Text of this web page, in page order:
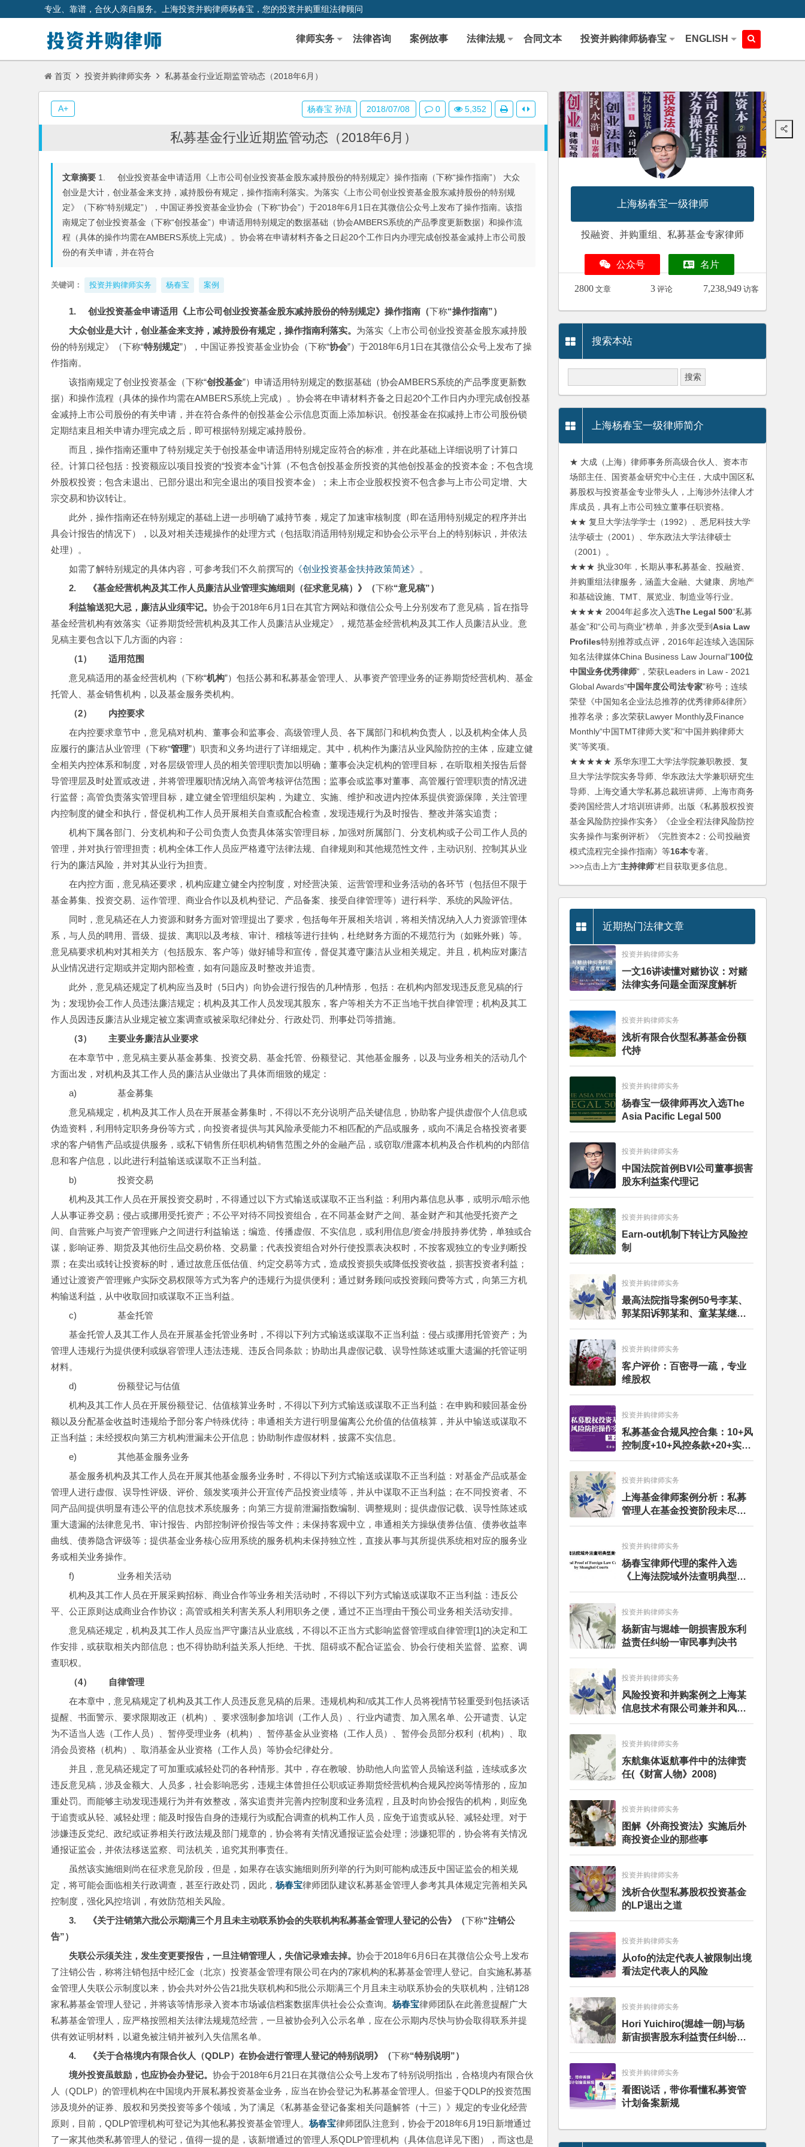
专业、靠谱，合伙人亲自服务。上海投资并购律师杨春宝，您的投资并购重组法律顾问
律师实务 法律咨询 案例故事 法律法规 合同文本 投资并购律师杨春宝 ENGLISH
首页 投资并购律师实务 私募基金行业近期监管动态（2018年6月）
私募基金行业近期监管动态（2018年6月）
文章摘要 1. 创业投资基金申请适用《上市公司创业投资基金股东减持股份的特别规定》操作指南（下称“操作指南”） 大众
创业是大计，创业基金来支持，减持股份有规定，操作指南利落实。为落实《上市公司创业投资基金股东减持股份的特别规
定》（下称“特别规定”），中国证券投资基金业协会（下称“协会”）于2018年6月1日在其微信公众号上发布了操作指南。该指
南规定了创业投资基金（下称“创投基金”）申请适用特别规定的数据基础（协会AMBERS系统的产品季度更新数据）和操作流
程（具体的操作均需在AMBERS系统上完成）。协会将在申请材料齐备之日起20个工作日内办理完成创投基金减持上市公司股
份的有关申请，并在符合
关键词： 投资并购律师实务 杨春宝 案例
1. 创业投资基金申请适用《上市公司创业投资基金股东减持股份的特别规定》操作指南（下称“操作指南”）
大众创业是大计，创业基金来支持，减持股份有规定，操作指南利落实。 为落实《上市公司创业投资基金股东减持股
份的特别规定》（下称“特别规定”），中国证券投资基金业协会（下称“协会”）于2018年6月1日在其微信公众号上发布了操
作指南。
该指南规定了创业投资基金（下称“创投基金”）申请适用特别规定的数据基础（协会AMBERS系统的产品季度更新数
据）和操作流程（具体的操作均需在AMBERS系统上完成）。协会将在申请材料齐备之日起20个工作日内办理完成创投基
金减持上市公司股份的有关申请，并在符合条件的创投基金公示信息页面上添加标识。创投基金在拟减持上市公司股份锁
定期结束且相关申请办理完成之后，即可根据特别规定减持股份。
而且，操作指南还重申了特别规定关于创投基金申请适用特别规定应符合的标准，并在此基础上详细说明了计算口
径。计算口径包括：投资额应以项目投资的“投资本金”计算（不包含创投基金所投资的其他创投基金的投资本金；不包含境
外股权投资；包含未退出、已部分退出和完全退出的项目投资本金）；未上市企业股权投资不包含参与上市公司定增、大
宗交易和协议转让。
此外，操作指南还在特别规定的基础上进一步明确了减持节奏，规定了加速审核制度（即在适用特别规定的程序并出
具会计报告的情况下），以及对相关违规操作的处理方式（包括取消适用特别规定和协会公示平台上的特别标识，并依法
处理）。
如需了解特别规定的具体内容，可参考我们不久前撰写的 《创业投资基金扶持政策简述》 。
2.
《基金经营机构及其工作人员廉洁从业管理实施细则（征求意见稿）》（下称“意见稿”）
利益输送犯大忌，廉洁从业须牢记。 协会于2018年6月1日在其官方网站和微信公众号上分别发布了意见稿，旨在指导
基金经营机构有效落实《证券期货经营机构及其工作人员廉洁从业规定》，规范基金经营机构及其工作人员廉洁从业。意
见稿主要包含以下几方面的内容：
（1）
适用范围
意见稿适用的基金经营机构（下称“机构”）包括公募和私募基金管理人、从事资产管理业务的证券期货经营机构、基金
托管人、基金销售机构，以及基金服务类机构。
（2） 内控要求
在内控要求章节中，意见稿对机构、董事会和监事会、高级管理人员、各下属部门和机构负责人，以及机构全体人员
应履行的廉洁从业管理（下称“管理”）职责和义务均进行了详细规定。其中，机构作为廉洁从业风险防控的主体，应建立健
全相关内控体系和制度，对各层级管理人员的相关管理职责加以明确；董事会决定机构的管理目标，在听取相关报告后督
导管理层及时处置或改进，并将管理履职情况纳入高管考核评估范围；监事会或监事对董事、高管履行管理职责的情况进
行监督；高管负责落实管理目标，建立健全管理组织架构，为建立、实施、维护和改进内控体系提供资源保障，关注管理
内控制度的健全和执行，督促机构工作人员开展相关自查或配合检查，发现违规行为及时报告、整改并落实追责；
机构下属各部门、分支机构和子公司负责人负责具体落实管理目标，加强对所属部门、分支机构或子公司工作人员的
管理，并对执行管理担责；机构全体工作人员应严格遵守法律法规、自律规则和其他规范性文件，主动识别、控制其从业
行为的廉洁风险，并对其从业行为担责。
在内控方面，意见稿还要求，机构应建立健全内控制度，对经营决策、运营管理和业务活动的各环节（包括但不限于
基金募集、投资交易、运作管理、商业合作以及机构登记、产品备案、接受自律管理等）进行科学、系统的风险评估。
同时，意见稿还在人力资源和财务方面对管理提出了要求，包括每年开展相关培训，将相关情况纳入人力资源管理体
系，与人员的聘用、晋级、提拔、离职以及考核、审计、稽核等进行挂钩，杜绝财务方面的不规范行为（如账外账）等。
意见稿要求机构对其相关方（包括股东、客户等）做好辅导和宣传，督促其遵守廉洁从业相关规定。并且，机构应对廉洁
从业情况进行定期或并定期内部检查，如有问题应及时整改并追责。
此外，意见稿还规定了机构应当及时（5日内）向协会进行报告的几种情形，包括：在机构内部发现违反意见稿的行
为；发现协会工作人员违法廉洁规定；机构及其工作人员发现其股东，客户等相关方不正当地干扰自律管理；机构及其工
作人员因违反廉洁从业规定被立案调查或被采取纪律处分、行政处罚、刑事处罚等措施。
（3） 主要业务廉洁从业要求
在本章节中，意见稿主要从基金募集、投资交易、基金托管、份额登记、其他基金服务，以及与业务相关的活动几个
方面出发，对机构及其工作人员的廉洁从业做出了具体而细致的规定：
a)                 基金募集
意见稿规定，机构及其工作人员在开展基金募集时，不得以不充分说明产品关键信息，协助客户提供虚假个人信息或
伪造资料，利用特定职务身份等方式，向投资者提供与其风险承受能力不相匹配的产品或服务，或向不满足合格投资者要
求的客户销售产品或提供服务，或私下销售所任职机构销售范围之外的金融产品，或窃取/泄露本机构及合作机构的内部信
息和客户信息，以此进行利益输送或谋取不正当利益。
b)                 投资交易
机构及其工作人员在开展投资交易时，不得通过以下方式输送或谋取不正当利益：利用内幕信息从事，或明示/暗示他
人从事证券交易；侵占或挪用受托资产；不公平对待不同投资组合，在不同基金财产之间、基金财产和其他受托资产之
间、自营账户与资产管理账户之间进行利益输送；编造、传播虚假、不实信息，或利用信息/资金/持股持券优势，单独或合
谋，影响证券、期货及其他衍生品交易价格、交易量；代表投资组合对外行使投票表决权时，不按客观独立的专业判断投
票；在卖出或转让投资标的时，通过故意压低估值、约定交易等方式，造成投资损失或降低投资收益，损害投资者利益；
通过让渡资产管理账户实际交易权限等方式为客户的违规行为提供便利；通过财务顾问或投资顾问费等方式，向第三方机
构输送利益，从中收取回扣或谋取不正当利益。
c)                 基金托管
基金托管人及其工作人员在开展基金托管业务时，不得以下列方式输送或谋取不正当利益：侵占或挪用托管资产；为
管理人违规行为提供便利或纵容管理人违法违规、违反合同条款；协助出具虚假记载、误导性陈述或重大遗漏的托管证明
材料。
d)                 份额登记与估值
机构及其工作人员在开展份额登记、估值核算业务时，不得以下列方式输送或谋取不正当利益：在申购和赎回基金份
额以及分配基金收益时违规给予部分客户特殊优待；串通相关方进行明显偏离公允价值的估值核算，并从中输送或谋取不
正当利益；未经授权向第三方机构泄漏未公开信息；协助制作虚假材料，披露不实信息。
e)                 其他基金服务业务
基金服务机构及其工作人员在开展其他基金服务业务时，不得以下列方式输送或谋取不正当利益：对基金产品或基金
管理人进行虚假、误导性评级、评价、颁发奖项并公开宣传产品投资业绩等，并从中谋取不正当利益；在不同投资者、不
同产品间提供明显有违公平的信息技术系统服务；向第三方提前泄漏指数编制、调整规则；提供虚假记载、误导性陈述或
重大遗漏的法律意见书、审计报告、内部控制评价报告等文件；未保持客观中立，串通相关方操纵债券估值、债券收益率
曲线、债券隐含评级等；提供基金业务核心应用系统的服务机构未保持独立性，直接从事与其所提供系统相对应的服务业
务或相关业务操作。
f)                  业务相关活动
机构及其工作人员在开展采购招标、商业合作等业务相关活动时，不得以下列方式输送或谋取不正当利益：违反公
平、公正原则达成商业合作协议；高管或相关利害关系人利用职务之便，通过不正当理由干预公司业务相关活动安排。
意见稿还规定，机构及其工作人员应当严守廉洁从业底线，不得以不正当方式影响监督管理或自律管理[1]的决定和工
作安排，或获取相关内部信息；也不得协助利益关系人拒绝、干扰、阻碍或不配合证监会、协会行使相关监督、监察、调
查职权。
（4）
自律管理
在本章中，意见稿规定了机构及其工作人员违反意见稿的后果。违规机构和/或其工作人员将视情节轻重受到包括谈话
提醒、书面警示、要求限期改正（机构）、要求强制参加培训（工作人员）、行业内谴责、加入黑名单、公开谴责、认定
为不适当人选（工作人员）、暂停受理业务（机构）、暂停基金从业资格（工作人员）、暂停会员部分权利（机构）、取
消会员资格（机构）、取消基金从业资格（工作人员）等协会纪律处分。
并且，意见稿还规定了可加重或减轻处罚的各种情形。其中，存在教唆、协助他人向监管人员输送利益，连续或多次
违反意见稿，涉及金额大、人员多，社会影响恶劣，违规主体曾担任公职或证券期货经营机构合规风控岗等情形的，应加
重处罚。而能够主动发现违规行为并有效整改，落实追责并完善内控制度和业务流程，且及时向协会报告的机构，则应免
于追责或从轻、减轻处理；能及时报告自身的违规行为或配合调查的机构工作人员，应免于追责或从轻、减轻处理。对于
涉嫌违反党纪、政纪或证券相关行政法规及部门规章的，协会将有关情况通报证监会处理；涉嫌犯罪的，协会将有关情况
通报证监会，并依法移送监察、司法机关，追究其刑事责任。
虽然该实施细则尚在征求意见阶段，但是，如果存在该实施细则所列举的行为则可能构成违反中国证监会的相关规
定，将可能会面临相关行政调查，甚至行政处罚，因此， 杨春宝律师团队建议私募基金管理人参考其具体规定完善相关风
控制度，强化风控培训，有效防范相关风险。
3.
《关于注销第六批公示期满三个月且未主动联系协会的失联机构私募基金管理人登记的公告》（下称“注销公
告”）
失联公示须关注，发生变更要报告，一旦注销管理人，失信记录难去掉。 协会于2018年6月6日在其微信公众号上发布
了注销公告，称将注销包括中经汇金（北京）投资基金管理有限公司在内的7家机构的私募基金管理人登记。自实施私募基
金管理人失联公示制度以来，协会共对外公告21批失联机构和5批公示期满三个月且未主动联系协会的失联机构，注销128
家私募基金管理人登记，并将该等情形录入资本市场诚信档案数据库供社会公众查询。 杨春宝律师团队在此善意提醒广大
私募基金管理人，应严格按照相关法律法规规范经营，一旦被协会列入公示名单，应在公示期内尽快与协会取得联系并提
供有效证明材料，以避免被注销并被列入失信黑名单。
4.
《关于合格境内有限合伙人（QDLP）在协会进行管理人登记的特别说明》（下称“特别说明”）
境外投资虽鼓励，也应协会办登记。 协会于2018年6月21日在其微信公众号上发布了特别说明指出，合格境内有限合伙
人（QDLP）的管理机构在中国境内开展私募投资基金业务，应当在协会登记为私募基金管理人。但鉴于QDLP的投资范围
涉及境外的证券、股权和另类投资等多个领域，为了满足《私募基金登记备案相关问题解答（十三）》规定的专业化经营
原则，目前，QDLP管理机构可登记为其他私募投资基金管理人。 杨春宝律师团队注意到，协会于2018年6月19日新增通过
了一家其他类私募管理人的登记，值得一提的是，该新增通过的管理人系QDLP管理机构（具体信息详见下图），而这也是
杨春宝 孙瑱 2018/07/08 0 5,352
A+
上海杨春宝一级律师
投融资、并购重组、私募基金专家律师
公众号 名片
2800 文章 3 评论 7,238,949 访客
搜索本站
上海杨春宝一级律师简介
★ 大成（上海）律师事务所高级合伙人、资本市
场部主任、国资基金研究中心主任，大成中国区私
募股权与投资基金专业带头人，上海涉外法律人才
库成员，具有上市公司独立董事任职资格。
★★ 复旦大学法学学士（1992）、悉尼科技大学
法学硕士（2001）、华东政法大学法律硕士
（2001）。
★★★ 执业30年，长期从事私募基金、投融资、
并购重组法律服务，涵盖大金融、大健康、房地产
和基础设施、TMT、展览业、制造业等行业。
★★★★ 2004年起多次入选The Legal 500“私募
基金”和“公司与商业”榜单，并多次受到Asia Law
Profiles特别推荐或点评，2016年起连续入选国际
知名法律媒体China Business Law Journal“100位
中国业务优秀律师”，荣获Leaders in Law - 2021
Global Awards“中国年度公司法专家”称号；连续
荣登《中国知名企业法总推荐的优秀律师&律所》
推荐名录；多次荣获Lawyer Monthly及Finance
Monthly“中国TMT律师大奖”和“中国并购律师大
奖”等奖项。
★★★★★ 系华东理工大学法学院兼职教授、复
旦大学法学院实务导师、华东政法大学兼职研究生
导师、上海交通大学私募总裁班讲师、上海市商务
委跨国经营人才培训班讲师。出版《私募股权投资
基金风险防控操作实务》《企业全程法律风险防控
实务操作与案例评析》《完胜资本2：公司投融资
模式流程完全操作指南》等16本专著。
>>>点击上方“主持律师”栏目获取更多信息。
近期热门法律文章
投资并购律师实务
一文16讲读懂对赌协议：对赌
法律实务问题全面深度解析
投资并购律师实务
浅析有限合伙型私募基金份额
代持
投资并购律师实务
杨春宝一级律师再次入选The
Asia Pacific Legal 500
投资并购律师实务
中国法院首例BVI公司董事损害
股东利益案代理记
投资并购律师实务
Earn-out机制下转让方风险控
制
投资并购律师实务
最高法院指导案例50号李某、
郭某阳诉郭某和、童某某继承
纠纷案
投资并购律师实务
客户评价：百密寻一疏，专业
维股权
投资并购律师实务
私募基金合规风控合集：10+风
控制度+10+风控条款+20+实务
文章+每月动态
投资并购律师实务
上海基金律师案例分析：私募
管理人在基金投资阶段未尽勤
勉义务的赔偿责任
投资并购律师实务
杨春宝律师代理的案件入选
《上海法院域外法查明典型案
例》
投资并购律师实务
杨新宙与堀雄一朗损害股东利
益责任纠纷一审民事判决书
投资并购律师实务
风险投资和并购案例之上海某
信息技术有限公司兼并和风险
投资服务
投资并购律师实务
东航集体返航事件中的法律责
任(《财富人物》2008)
投资并购律师实务
图解《外商投资法》实施后外
商投资企业的那些事
投资并购律师实务
浅析合伙型私募股权投资基金
的LP退出之道
投资并购律师实务
从ofo的法定代表人被限制出境
看法定代表人的风险
投资并购律师实务
Hori Yuichiro(堀雄一朗)与杨
新宙损害股东利益责任纠纷二
审案件二审民事判决书
投资并购律师实务
看图说话，带你看懂私募资管
计划备案新规